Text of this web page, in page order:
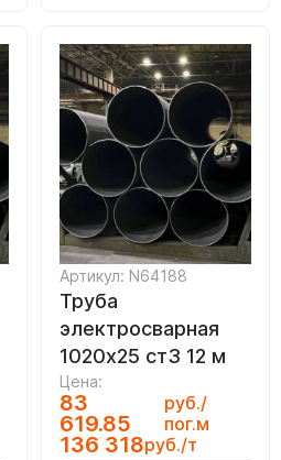
Артикул: N64188
Труба
электросварная
1020х25 ст3 12 м
Цена:
83
619.85
руб./
пог.м
136 318руб./т